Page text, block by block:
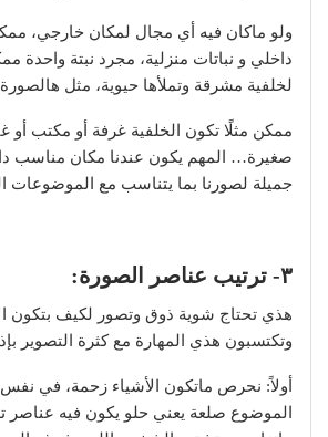
ولو ماكان فيه أي مجال لمكان خارجي،
داخلي و نباتات منزلية، مجرد نبتة واحدة
لخلفية مشرقة وتملأها حيوية، مثل
ممكن مثلًا تكون الخلفية غرفة أو مكتب أو
صغيرة… المهم يكون عندنا مكان مناسب
جميلة لصورنا بما يتناسب مع الموضوعات
٣- ترتيب عناصر الصورة:
هذي تحتاج شوية ذوق وتصور لكيف بتكون
وتكتسبون هذي المهارة مع كثرة التصوير
أولاً: نحرص ماتكون الأشياء زحمة، في
الموضوع صلعة يعني حلو يكون فيه عناصر